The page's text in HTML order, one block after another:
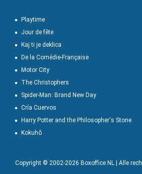
Playtime
Jour de fête
Kaj ti je deklica
De la Comédie-Française
Motor City
The Christophers
Spider-Man: Brand New Day
Cría Cuervos
Harry Potter and the Philosopher's Stone
Kokuhô
Copyright © 2002-2026 Boxoffice NL | Alle